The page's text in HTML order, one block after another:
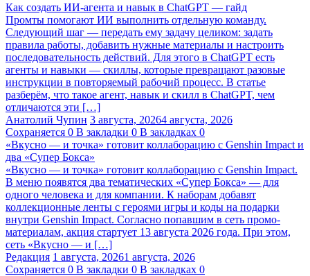
Как создать ИИ-агента и навык в ChatGPT — гайд
Промты помогают ИИ выполнить отдельную команду.
Следующий шаг — передать ему задачу целиком: задать
правила работы, добавить нужные материалы и настроить
последовательность действий. Для этого в ChatGPT есть
агенты и навыки — скиллы, которые превращают разовые
инструкции в повторяемый рабочий процесс. В статье
разберём, что такое агент, навык и скилл в ChatGPT, чем
отличаются эти […]
Анатолий Чупин 3 августа, 20264 августа, 2026
Сохраняется 0 В закладки 0 В закладках 0
«Вкусно — и точка» готовит коллаборацию с Genshin Impact и
два «Супер Бокса»
«Вкусно — и точка» готовит коллаборацию с Genshin Impact.
В меню появятся два тематических «Супер Бокса» — для
одного человека и для компании. К наборам добавят
коллекционные ленты с героями игры и коды на подарки
внутри Genshin Impact. Согласно попавшим в сеть промо-
материалам, акция стартует 13 августа 2026 года. При этом,
сеть «Вкусно — и […]
Редакция 1 августа, 20261 августа, 2026
Сохраняется 0 В закладки 0 В закладках 0